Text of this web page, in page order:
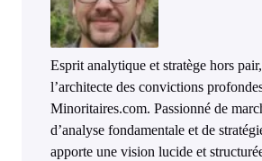
Esprit analytique et stratège hors
l’architecte des convictions
Minoritaires.com. Passionné de
d’analyse fondamentale et de
apporte une vision lucide et